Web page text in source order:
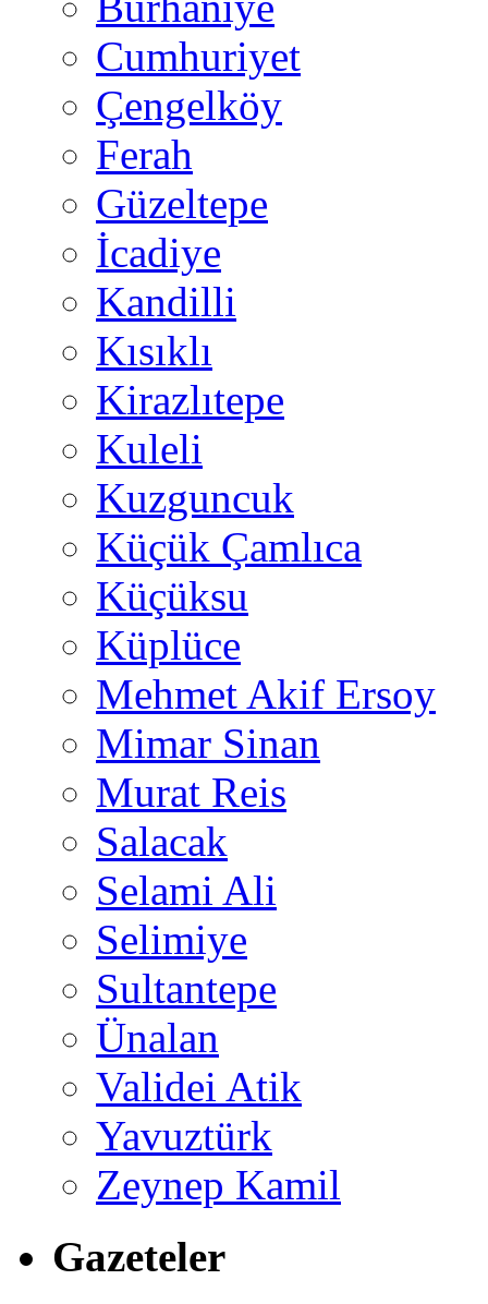
Cumhuriyet
Çengelköy
Ferah
Güzeltepe
İcadiye
Kandilli
Kısıklı
Kirazlıtepe
Kuleli
Kuzguncuk
Küçük Çamlıca
Küçüksu
Küplüce
Mehmet Akif Ersoy
Mimar Sinan
Murat Reis
Salacak
Selami Ali
Selimiye
Sultantepe
Ünalan
Validei Atik
Yavuztürk
Zeynep Kamil
Gazeteler